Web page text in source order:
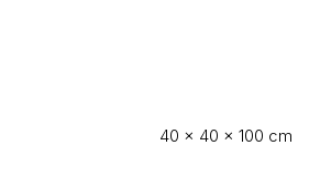
40 × 40 × 100 cm